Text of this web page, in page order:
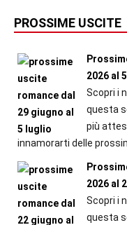
PROSSIME USCITE
2026 al
Scopri i
questa
più
innamorarti delle
2026 al
Scopri i
questa